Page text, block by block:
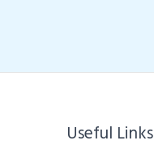
Useful Links